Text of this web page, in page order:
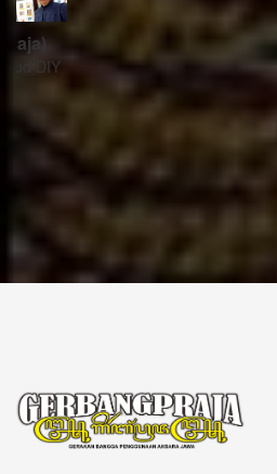
ꦱꦼꦏꦽꦠꦫꦶꦪꦠ꧀ Sekretariat:
ꦏꦩ꧀ꦥꦸꦁꦄꦏ꧀ꦱꦫꦥꦕꦶꦧꦶꦠ
ꦧꦶꦤ꧀ꦠꦫꦤ꧀ꦮꦺꦠꦤ꧀ꦱꦿꦶꦩꦸꦭ꧀ꦚꦥꦶꦪꦸꦁ
ꦔꦤ꧀ꦧꦤ꧀ꦠꦸꦭ꧀ꦪꦺꦴꦒ꧀ꦚꦏꦂꦠ
Bintaran Wetan 06 Kalurahan Srimulyo,
Daerah Istimewa Yogyakarta 55792
GERBANG PRAJA